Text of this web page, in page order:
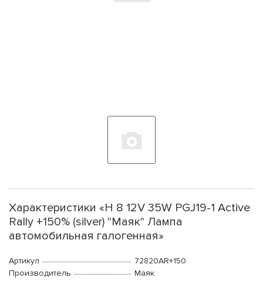
Характеристики «Н 8 12V 35W PGJ19-1 Active
Rally +150% (silver) "Маяк" Лампа
автомобильная галогенная»
Артикул
72820AR+150
Производитель
Маяк